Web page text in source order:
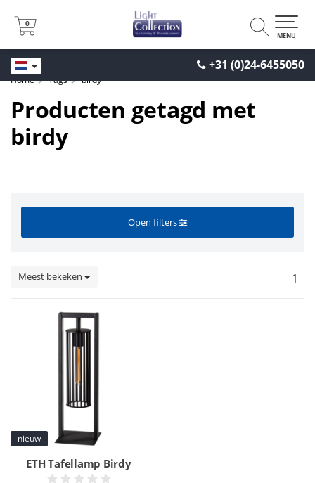
+31 (0)24-6455050
0
0
MENU
Home Tags birdy
Producten getagd met
birdy
Open filters
Meest bekeken 1
nieuw
ETH Tafellamp Birdy